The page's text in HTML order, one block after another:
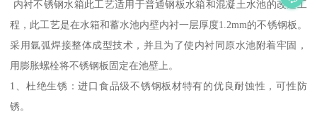
内衬不锈钢水箱此工艺适用于普通钢板水箱和混凝土水池的改造工
程，此工艺是在水箱和蓄水池内壁内衬一层厚度1.2mm的不锈钢板。
采用氩弧焊接整体成型技术，并且为了使内衬同原水池附着牢固，
用膨胀螺栓将不锈钢板固定在池壁上。
1、杜绝生锈：进口食品级不锈钢板材特有的优良耐蚀性，可性防
锈。